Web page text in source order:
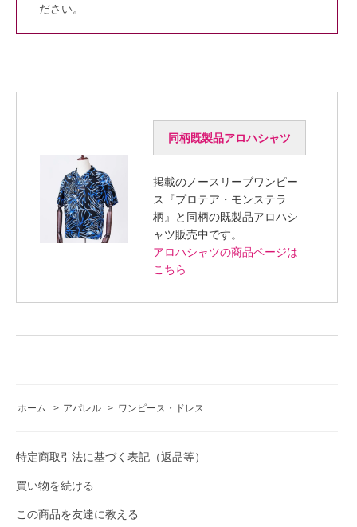
ださい。
同柄既製品アロハシャツ
掲載のノースリーブワンピー
ス『プロテア・モンステラ
柄』と同柄の既製品アロハシ
ャツ販売中です。
アロハシャツの商品ページは
こちら
ホーム > アパレル > ワンピース・ドレス
特定商取引法に基づく表記（返品等）
買い物を続ける
この商品を友達に教える